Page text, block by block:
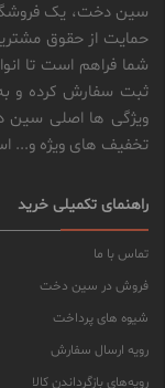
سین دخت، یک
حمایت از حقوق
شما فراهم است تا
ثبت سفارش کرده و به
ویژگی ها اصلی سین
تخفیف های ویژه و...
راهنمای تکمیلی خرید
تماس با ما
فروش در سین دخت
شیوه های پرداخت
رویه ارسال سفارش
رویه‌های بازگرداندن کالا